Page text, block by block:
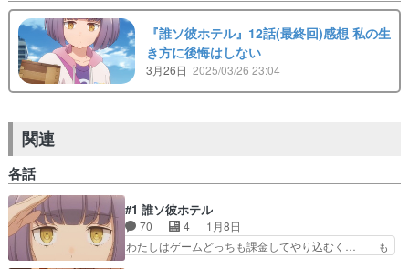
『誰ソ彼ホテル』12話(最終回)感想 私の生
き方に後悔はしない
3月26日 2025/03/26 23:04
関連
各話
#1 誰ソ彼ホテル
70 4
1月8日
わたしはゲームどっちも課金してやり込むく… も